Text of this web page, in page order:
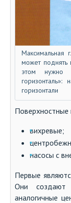
Максимальная
может поднять
этом нужно
горизонтали
Поверхностные
вихревые;
насосы с
Первые
Они
аналогичные